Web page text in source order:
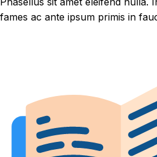
fames ac ante ipsum primis in